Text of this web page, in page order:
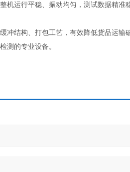
机运行平稳、振动均匀，测试数据精
冲结构、打包工艺，有效降低货品运
测的专业设备。